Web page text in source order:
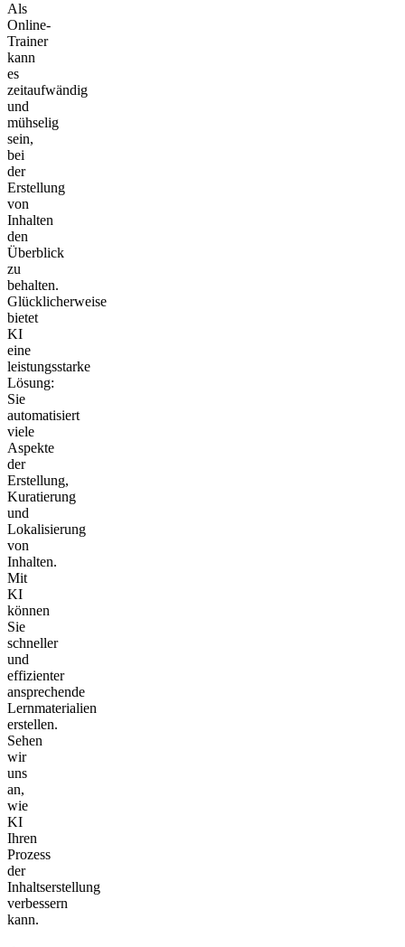
Als
Online-
Trainer
kann
es
zeitaufwändig
und
mühselig
sein,
bei
der
Erstellung
von
Inhalten
den
Überblick
zu
behalten.
Glücklicherweise
bietet
KI
eine
leistungsstarke
Lösung:
Sie
automatisiert
viele
Aspekte
der
Erstellung,
Kuratierung
und
Lokalisierung
von
Inhalten.
Mit
KI
können
Sie
schneller
und
effizienter
ansprechende
Lernmaterialien
erstellen.
Sehen
wir
uns
an,
wie
KI
Ihren
Prozess
der
Inhaltserstellung
verbessern
kann.